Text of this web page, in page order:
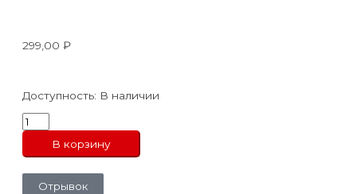
299,00 ₽
Доступность: В наличии
В корзину
Отрывок